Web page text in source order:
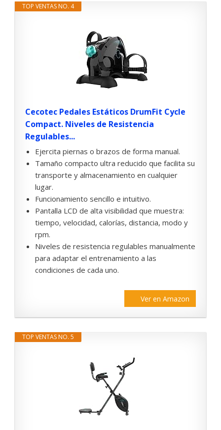
TOP VENTAS NO. 4
Cecotec Pedales Estáticos DrumFit Cycle
Compact. Niveles de Resistencia
Regulables...
Ejercita piernas o brazos de forma manual.
Tamaño compacto ultra reducido que facilita su
transporte y almacenamiento en cualquier
lugar.
Funcionamiento sencillo e intuitivo.
Pantalla LCD de alta visibilidad que muestra:
tiempo, velocidad, calorías, distancia, modo y
rpm.
Niveles de resistencia regulables manualmente
para adaptar el entrenamiento a las
condiciones de cada uno.
Ver en Amazon
TOP VENTAS NO. 5